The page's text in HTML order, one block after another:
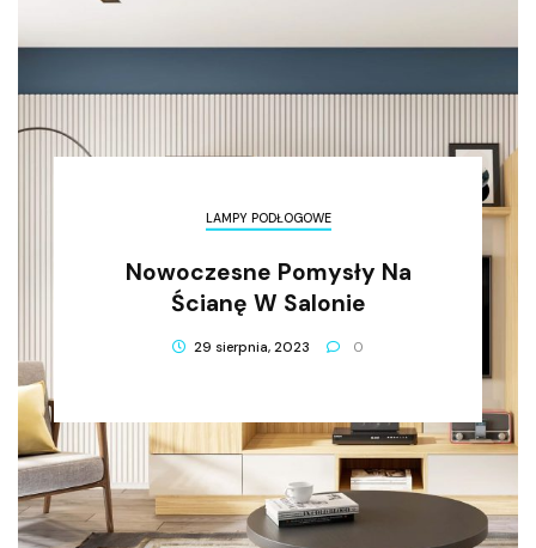
LAMPY PODŁOGOWE
Nowoczesne Pomysły Na
Ścianę W Salonie
29 sierpnia, 2023 0